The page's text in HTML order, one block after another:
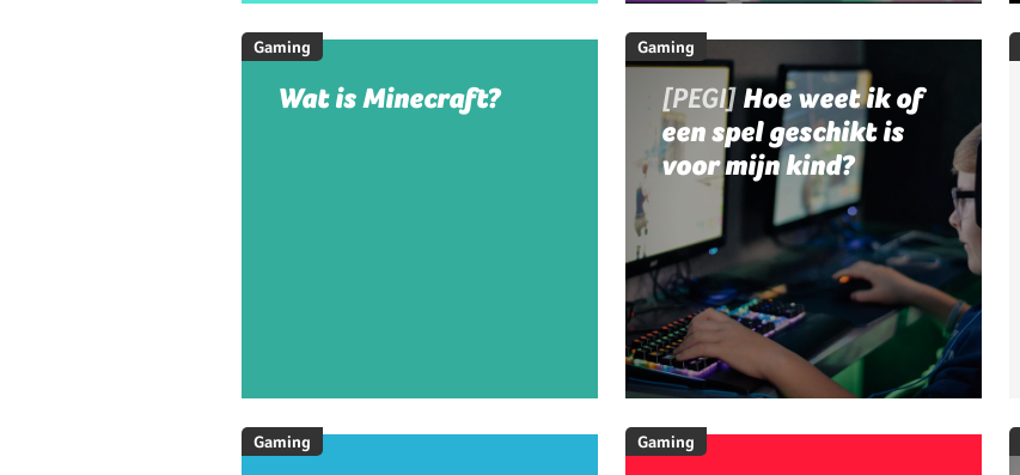
Gaming
Wat is Minecraft?
Gaming
[PEGI] Hoe weet ik of
een spel geschikt is
voor mijn kind?
Gaming Gaming